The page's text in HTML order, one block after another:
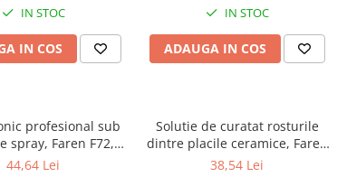
IN STOC
IN COS
IN STOC
ADAUGA IN COS
profesional sub
spray, Faren F72,
400ml
44,64 Lei
Solutie de curatat rosturile
dintre placile ceramice, Faren
Marbrek, 500ml
38,54 Lei